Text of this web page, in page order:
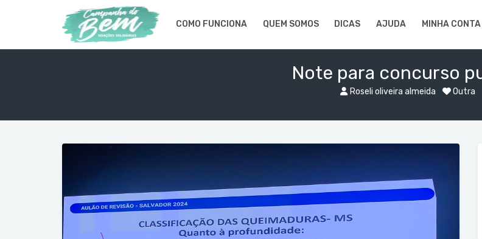
COMO FUNCIONA QUEM SOMOS DICAS AJUDA MINHA CONTA
Note para concurso
Roseli oliveira almeida Outra